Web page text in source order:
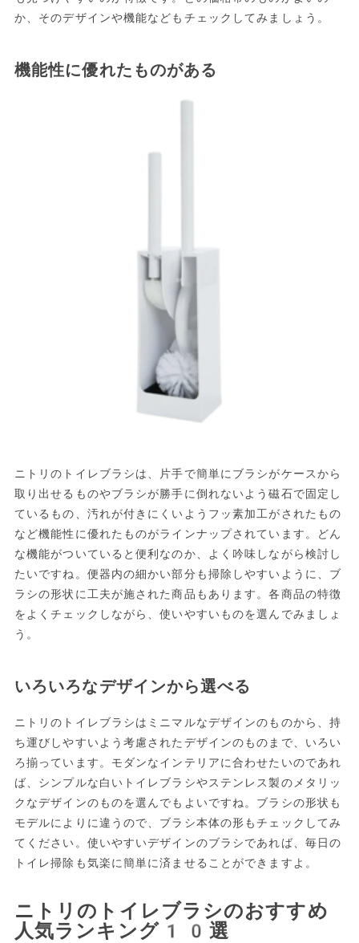
か、そのデザインや機能などもチェックしてみましょう。
機能性に優れたものがある
ニトリのトイレブラシは、片手で簡単にブラシがケースから
取り出せるものやブラシが勝手に倒れないよう磁石で固定し
ているもの、汚れが付きにくいようフッ素加工がされたもの
など機能性に優れたものがラインナップされています。どん
な機能がついていると便利なのか、よく吟味しながら検討し
たいですね。便器内の細かい部分も掃除しやすいように、ブ
ラシの形状に工夫が施された商品もあります。各商品の特徴
をよくチェックしながら、使いやすいものを選んでみましょ
う。
いろいろなデザインから選べる
ニトリのトイレブラシはミニマルなデザインのものから、持
ち運びしやすいよう考慮されたデザインのものまで、いろい
ろ揃っています。モダンなインテリアに合わせたいのであれ
ば、シンプルな白いトイレブラシやステンレス製のメタリッ
クなデザインのものを選んでもよいですね。ブラシの形状も
モデルによりに違うので、ブラシ本体の形もチェックしてみ
てください。使いやすいデザインのブラシであれば、毎日の
トイレ掃除も気楽に簡単に済ませることができますよ。
ニトリのトイレブラシのおすすめ
人気ランキング10選